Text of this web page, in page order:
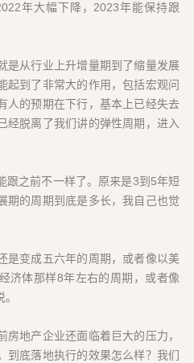
年大幅下降，2023年能保持跟
是从行业上升增量期到了缩量发展
起到了非常大的作用，包括宏观问
人的预期在下行，基本上已经失去
经脱离了我们讲的弹性周期，进入
跟之前不一样了。原来是3到5年短
期的周期到底是多长，我自己也觉
是变成五六年的周期，或者像以美
济体那样8年左右的周期，或者像
地产企业还面临着巨大的压力，
到底落地执行的效果怎么样？我们